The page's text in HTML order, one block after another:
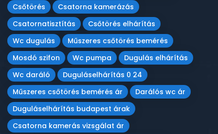
Csőtörés
Csatorna kamerázás
Csatornatisztítás
Csőtörés elhárítás
Wc dugulás
Műszeres csőtörés bemérés
Mosdó szifon
Wc pumpa
Dugulás elhárítás
Wc daráló
Duguláselhárítás 0 24
Műszeres csőtörés bemérés ár
Darálós wc ár
Duguláselhárítás budapest árak
Csatorna kamerás vizsgálat ár